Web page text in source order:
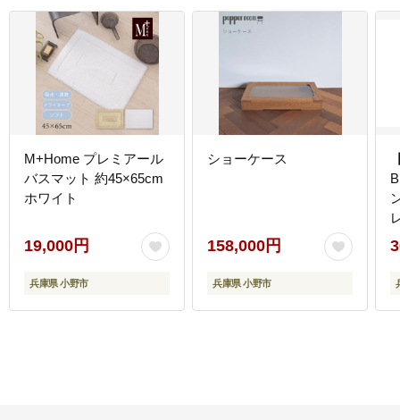
M+Home プレミアール
バスマット 約45×65cm
ホワイト
19,000円
兵庫県 小野市
ショーケース
158,000円
兵庫県 小野市